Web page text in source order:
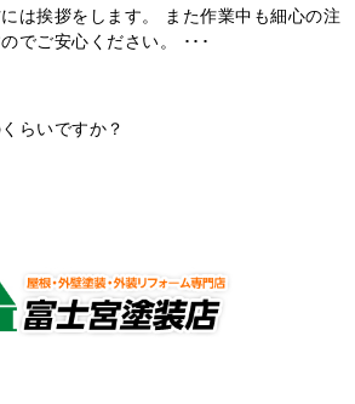
は挨拶をします。 また作業中も細心の注
でご安心ください。 ･･･
らいですか？